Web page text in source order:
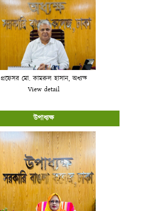
প্রফেসর মো. কামরুল হাসান, অধ্যক্ষ
View detail
উপাধ্যক্ষ